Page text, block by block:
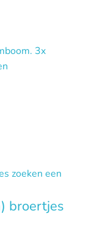
3x
broertjes